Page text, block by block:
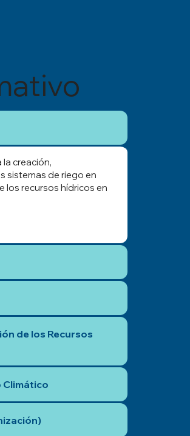
creación,
sistemas de riego en
los recursos hídricos en
de los Recursos
Climático